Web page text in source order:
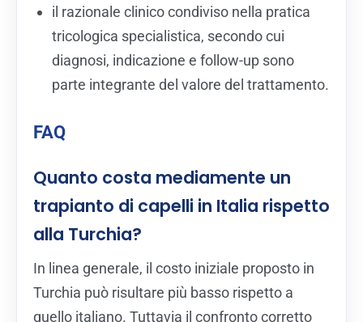
il razionale clinico condiviso nella pratica
tricologica specialistica, secondo cui
diagnosi, indicazione e follow-up sono
parte integrante del valore del trattamento.
FAQ
Quanto costa mediamente un
trapianto di capelli in Italia rispetto
alla Turchia?
In linea generale, il costo iniziale proposto in
Turchia può risultare più basso rispetto a
quello italiano. Tuttavia il confronto corretto